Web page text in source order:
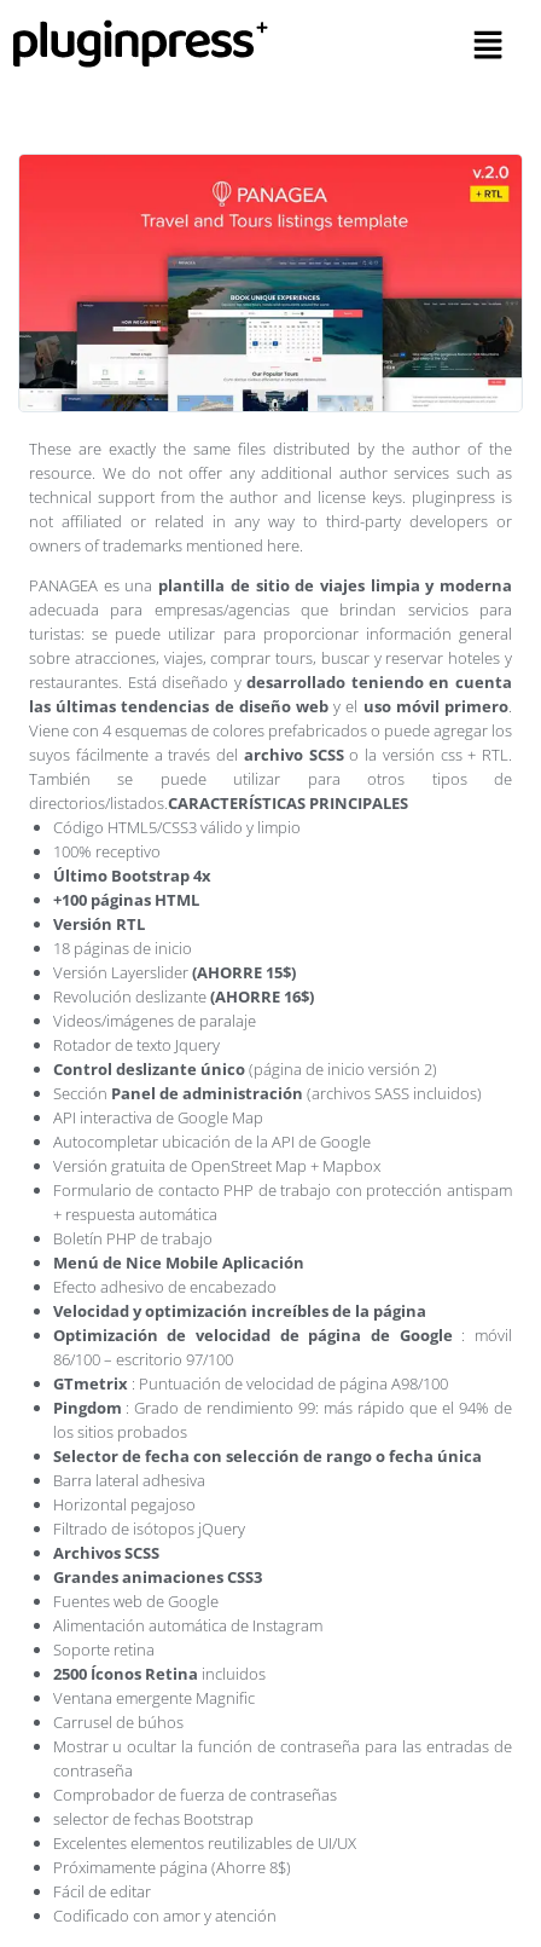
These are exactly the same files distributed by the author of the
resource. We do not offer any additional author services such as
technical support from the author and license keys. pluginpress is
not affiliated or related in any way to third-party developers or
owners of trademarks mentioned here.
PANAGEA es una plantilla de sitio de viajes limpia y moderna
adecuada para empresas/agencias que brindan servicios para
turistas: se puede utilizar para proporcionar información general
sobre atracciones, viajes, comprar tours, buscar y reservar hoteles y
restaurantes. Está diseñado ydesarrollado teniendo en cuenta
las últimas tendencias de diseño web y el uso móvil primero
Viene con 4 esquemas de colores prefabricados o puede agregar los
suyos fácilmente a través del archivo SCSSo la versión css + RTL.
También se puede utilizar para otros tipos de
directorios/listados.CARACTERÍSTICAS PRINCIPALES
Código HTML5/CSS3 válido y limpio
100% receptivo
Último Bootstrap 4x
+100 páginas HTML
Versión RTL
18 páginas de inicio
Versión Layerslider(AHORRE 15$)
Revolución deslizante(AHORRE 16$)
Videos/imágenes de paralaje
Rotador de texto Jquery
Control deslizante único(página de inicio versión 2)
Sección Panel de administración (archivos SASS incluidos)
API interactiva de Google Map
Autocompletar ubicación de la API de Google
Versión gratuita de OpenStreet Map + Mapbox
Formulario de contacto PHP de trabajo con protección antispam
+ respuesta automática
Boletín PHP de trabajo
Menú de Nice Mobile Aplicación
Efecto adhesivo de encabezado
Velocidad y optimización increíbles de la página
Optimización de velocidad de página de Google : móvil
86/100 – escritorio 97/100
GTmetrix : Puntuación de velocidad de página A98/100
Pingdom : Grado de rendimiento 99: más rápido que el 94% de
los sitios probados
Selector de fecha con selección de rango o fecha única
Barra lateral adhesiva
Horizontal pegajoso
Filtrado de isótopos jQuery
Archivos SCSS
Grandes animaciones CSS3
Fuentes web de Google
Alimentación automática de Instagram
Soporte retina
2500 Íconos Retina incluidos
Ventana emergente Magnific
Carrusel de búhos
Mostrar u ocultar la función de contraseña para las entradas de
contraseña
Comprobador de fuerza de contraseñas
selector de fechas Bootstrap
Excelentes elementos reutilizables de UI/UX
Próximamente página (Ahorre 8$)
Fácil de editar
Codificado con amor y atención